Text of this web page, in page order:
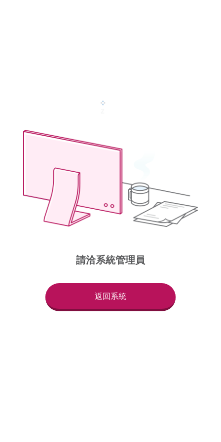
請洽系統管理員
返回系統